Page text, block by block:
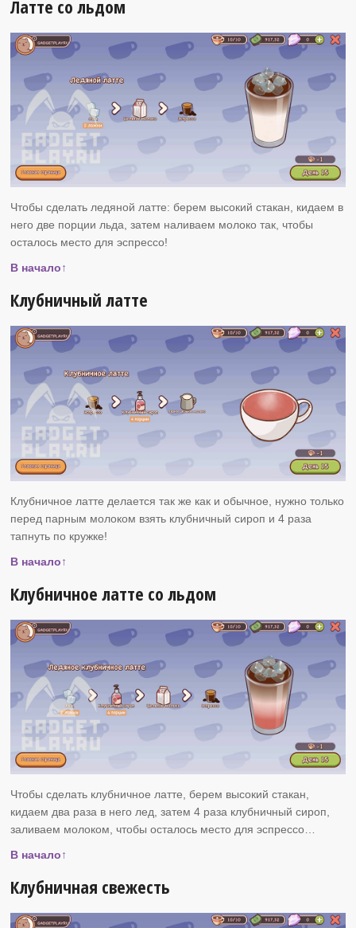
Латте со льдом
Чтобы сделать ледяной латте: берем высокий стакан, кидаем в
него две порции льда, затем наливаем молоко так, чтобы
осталось место для эспрессо!
В начало↑
Клубничный латте
Клубничное латте делается так же как и обычное, нужно только
перед парным молоком взять клубничный сироп и 4 раза
тапнуть по кружке!
В начало↑
Клубничное латте со льдом
Чтобы сделать клубничное латте, берем высокий стакан,
кидаем два раза в него лед, затем 4 раза клубничный сироп,
заливаем молоком, чтобы осталось место для эспрессо…
В начало↑
Клубничная свежесть